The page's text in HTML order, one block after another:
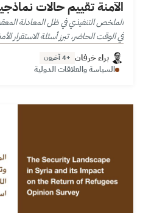
الآمنة تقييم حالات
الملخص التنفيذي في ظل المعادلة
في الوقت الحاضر، تبرز أسئلة الاستقرار
الهامة والممَّكِنة لكل من التعافي المبكر
براء خرفان +4 آخرون
السياسة والعلاقات الدولية